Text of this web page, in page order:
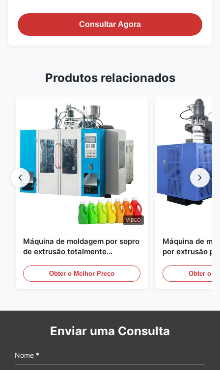
Consultar Agora
Produtos relacionados
VIDEO
Máquina de moldagem por sopro
de extrusão totalmente
Obter o Melhor Preço
Máquina de
por extrusão
equipamento
moldagem por
Obter o
Enviar uma Consulta
Nome *